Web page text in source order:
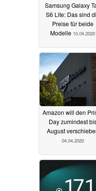
Samsung Galaxy
S6 Lite: Das sind
Preise für beide
Modelle 10.04.2020
Amazon will den
Day zumindest
August
04.04.2020